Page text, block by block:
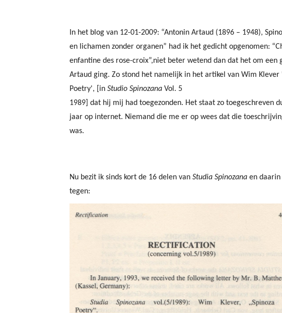
In het blog van 12-01-2009: “Antonin Artaud (1896 – 1948),
en lichamen zonder organen” had ik het gedicht opgenomen:
enfantine des rose-croix”,niet beter wetend dan dat het om een
Artaud ging. Zo stond het namelijk in het artikel van Wim Klever
Poetry', [in Studio Spinozana Vol. 5
1989] dat hij mij had toegezonden. Het staat zo toegeschreven
jaar op internet. Niemand die me er op wees dat die
was.
Nu bezit ik sinds kort de 16 delen van Studia Spinozana en
tegen: